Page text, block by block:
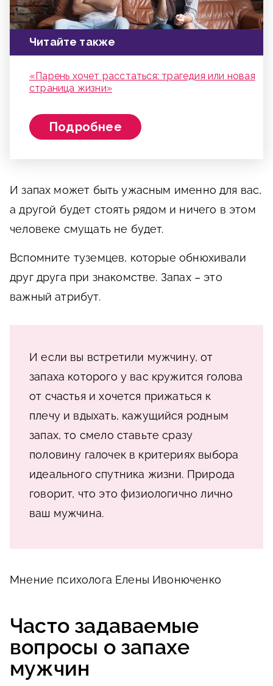
Читайте также
«Парень хочет расстаться: трагедия или новая
страница жизни»
Подробнее
И запах может быть ужасным именно для вас,
а другой будет стоять рядом и ничего в этом
человеке смущать не будет.
Вспомните туземцев, которые обнюхивали
друг друга при знакомстве. Запах – это
важный атрибут.
И если вы встретили мужчину, от
запаха которого у вас кружится голова
от счастья и хочется прижаться к
плечу и вдыхать, кажущийся родным
запах, то смело ставьте сразу
половину галочек в критериях выбора
идеального спутника жизни. Природа
говорит, что это физиологично лично
ваш мужчина.
Мнение психолога Елены Ивонюченко
Часто задаваемые
вопросы о запахе
мужчин